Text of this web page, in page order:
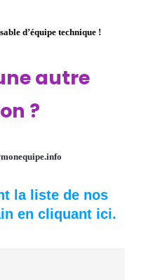
d’équipe technique !
autre
?
la liste de nos
en cliquant ici.